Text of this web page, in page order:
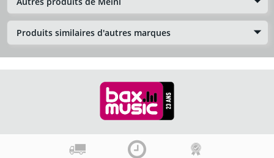
Produits similaires d'autres marques